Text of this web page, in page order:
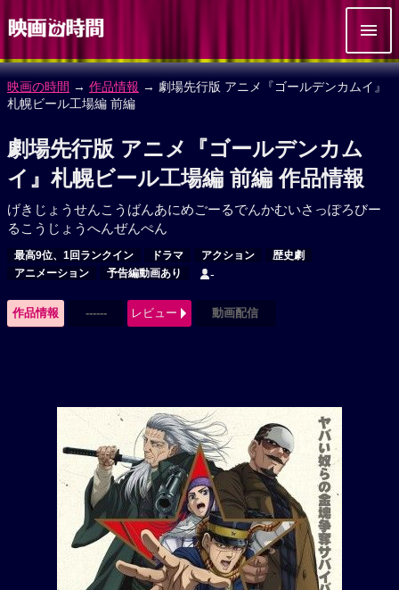
映画の時間 → 作品情報 → 劇場先行版 アニメ『ゴールデンカムイ』
札幌ビール工場編 前編
劇場先行版 アニメ『ゴールデンカム
イ』札幌ビール工場編 前編 作品情報
げきじょうせんこうばんあにめごーるでんかむいさっぽろびー
るこうじょうへんぜんぺん
最高9位、1回ランクイン ドラマ アクション
歴史劇
アニメーション
予告編動画あり -
作品情報 ------ レビュー 動画配信